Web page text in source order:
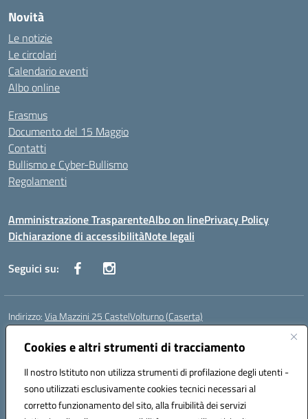
Cookies e altri strumenti di tracciamento
Il nostro Istituto non utilizza strumenti di profilazione degli utenti -
sono utilizzati esclusivamente cookies tecnici necessari al
corretto funzionamento del sito, alla fruibilità dei servizi
Novità
Le notizie
Le circolari
Calendario eventi
Albo online
Erasmus
Documento del 15 Maggio
Contatti
Bullismo e Cyber-Bullismo
Regolamenti
Amministrazione TrasparenteAlbo on linePrivacy Policy
Dichiarazione di accessibilitàNote legali
Seguici su:
Indirizzo:Via Mazzini 25 CastelVolturno (Caserta)
Centralino:
Posta elettronica certificata (PEC):ceis014005@pec.istruzione.it
Codice fiscale: 93063510619
Codice meccanografico:CEIS014005
Codice Indice delle Pubbliche Amministrazioni (IPA): istsc_ceis014005
Codice unico di fatturazione (CUF): UOU8EW